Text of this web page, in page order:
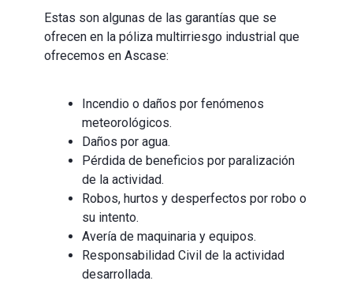
Estas son algunas de las garantías que se
ofrecen en la póliza multirriesgo industrial que
ofrecemos en Ascase:
Incendio o daños por fenómenos
meteorológicos.
Daños por agua.
Pérdida de beneficios por paralización
de la actividad.
Robos, hurtos y desperfectos por robo o
su intento.
Avería de maquinaria y equipos.
Responsabilidad Civil de la actividad
desarrollada.